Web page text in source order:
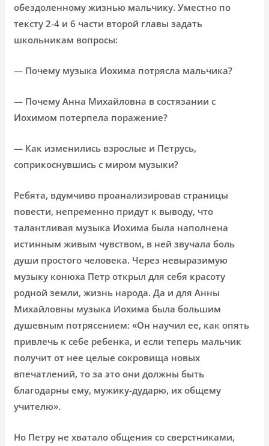
обездоленному жизнью мальчику. Уместно по
тексту 2-4 и 6 части второй главы задать
школьникам вопросы:
— Почему музыка Иохима потрясла мальчика?
— Почему Анна Михайловна в состязании с
Иохимом потерпела поражение?
— Как изменились взрослые и Петрусь,
соприкоснувшись с миром музыки?
Ребята, вдумчиво проанализировав страницы
повести, непременно придут к выводу, что
талантливая музыка Иохима была наполнена
истинным живым чувством, в ней звучала боль
души простого человека. Через невыразимую
музыку конюха Петр открыл для себя красоту
родной земли, жизнь народа. Да и для Анны
Михайловны музыка Иохима была большим
душевным потрясением: «Он научил ее, как опять
привлечь к себе ребенка, и если теперь мальчик
получит от нее целые сокровища новых
впечатлений, то за это они должны быть
благодарны ему, мужику-дударю, их общему
учителю».
Но Петру не хватало общения со сверстниками,